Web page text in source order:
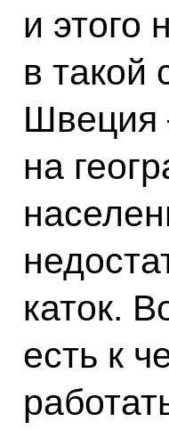
и этого
в такой
Швеция
на
каток.
есть к